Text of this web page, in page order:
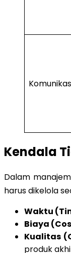
Kendala
Dalam
harus dikelola
Waktu
Biaya
Kualitas
produk